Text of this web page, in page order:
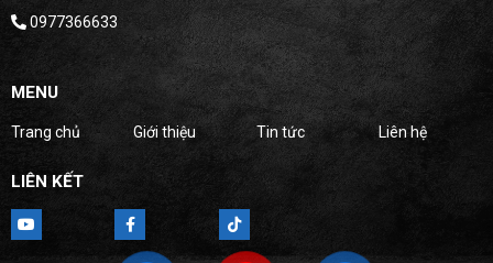
0977366633
MENU
Trang chủ Giới thiệu Tin tức Liên hệ
LIÊN KẾT